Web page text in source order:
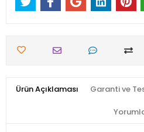
Ürün Açıklaması Garanti ve